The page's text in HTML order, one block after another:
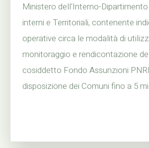
Ministero dell'Interno-
interni e Territoriali, contenente
operative circa le modalità di
monitoraggio e rendicontazione
cosiddetto Fondo Assunzioni
disposizione dei Comuni fino a 5